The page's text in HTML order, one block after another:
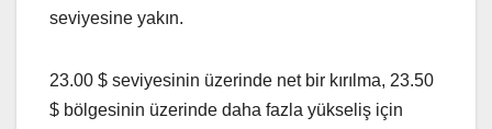
seviyesine yakın.
23.00 $ seviyesinin üzerinde net bir kırılma, 23.50
$ bölgesinin üzerinde daha fazla yükseliş için